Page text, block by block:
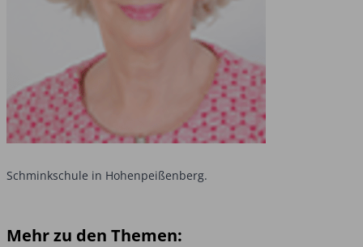
Schminkschule in Hohenpeißenberg.
Mehr zu den Themen: